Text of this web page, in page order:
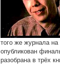
того же журнала
опубликован
разобрана в трёх